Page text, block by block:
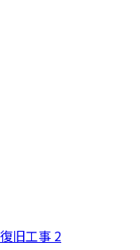
旧工事 2